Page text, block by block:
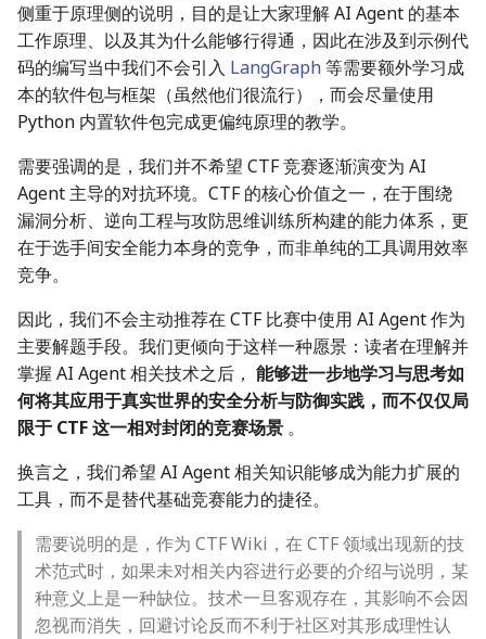
侧重于原理侧的说明，目的是让大家理解 AI Agent 的基本
工作原理、以及其为什么能够行得通，因此在涉及到示例代
码的编写当中我们不会引入 LangGraph等需要额外学习成
本的软件包与框架（虽然他们很流行），而会尽量使用
Python 内置软件包完成更偏纯原理的教学。
需要强调的是，我们并不希望 CTF 竞赛逐渐演变为 AI
Agent 主导的对抗环境。CTF 的核心价值之一，在于围绕
漏洞分析、逆向工程与攻防思维训练所构建的能力体系，更
在于选手间安全能力本身的竞争，而非单纯的工具调用效率
竞争。
因此，我们不会主动推荐在 CTF 比赛中使用 AI Agent 作为
主要解题手段。我们更倾向于这样一种愿景：读者在理解并
掌握 AI Agent 相关技术之后， 能够进一步地学习与思考如
何将其应用于真实世界的安全分析与防御实践，而不仅仅局
限于 CTF 这一相对封闭的竞赛场景 。
换言之，我们希望 AI Agent 相关知识能够成为能力扩展的
工具，而不是替代基础竞赛能力的捷径。
需要说明的是，作为 CTF Wiki，在 CTF 领域出现新的技
术范式时，如果未对相关内容进行必要的介绍与说明，某
种意义上是一种缺位。技术一旦客观存在，其影响不会因
忽视而消失，回避讨论反而不利于社区对其形成理性认